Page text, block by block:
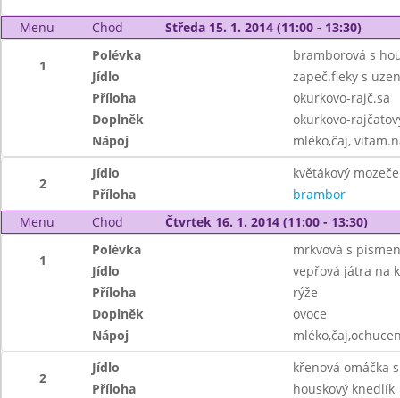
Menu Chod Středa 15. 1. 2014 (11:00 - 13:30)
1
Polévka
bramborová s
Jídlo
zapeč.fleky s
Příloha
okurkovo-rajč.sa
Doplněk
okurkovo-
Nápoj
mléko,čaj,
2
Jídlo
květákový
Příloha
brambor
Menu
Chod Čtvrtek 16. 1. 2014 (11:00 - 13:30)
1
Polévka
mrkvová s
Jídlo
vepřová játra na
Příloha
rýže
Doplněk
ovoce
Nápoj
2
Jídlo
křenová omáčka
Příloha
houskový knedlík